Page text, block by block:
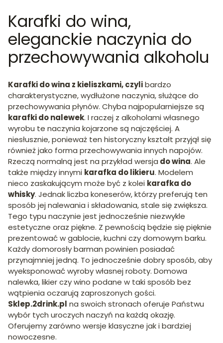
Karafki do wina,
eleganckie naczynia do
przechowywania alkoholu
Karafki do wina z kieliszkami, czylibardzo
charakterystyczne, wydłużone naczynia, służące do
przechowywania płynów. Chyba najpopularniejsze są
karafki do nalewek. I raczej z alkoholami własnego
wyrobu te naczynia kojarzone są najczęściej. A
niesłusznie, ponieważ ten historyczny kształt przyjął się
również jako forma przechowywania innych napojów.
Rzeczą normalną jest na przykład wersja do wina. Ale
także między innymi karafka do likieru. Modelem
nieco zaskakującym może być z kolei karafka do
whisky. Jednak liczba koneserów, którzy preferują ten
sposób jej nalewania i składowania, stale się zwiększa.
Tego typu naczynie jest jednocześnie niezwykle
estetyczne oraz piękne. Z pewnością będzie się pięknie
prezentować w gablocie, kuchni czy domowym barku.
Każdy domorosły barman powinien posiadać
przynajmniej jedną. To jednocześnie dobry sposób, aby
wyeksponować wyroby własnej roboty. Domowa
nalewka, likier czy wino podane w taki sposób bez
wątpienia oczarują zaproszonych gości.
Sklep.2drink.pl na swoich stronach oferuje Państwu
wybór tych uroczych naczyń na każdą okazję.
Oferujemy zarówno wersje klasyczne jak i bardziej
nowoczesne.